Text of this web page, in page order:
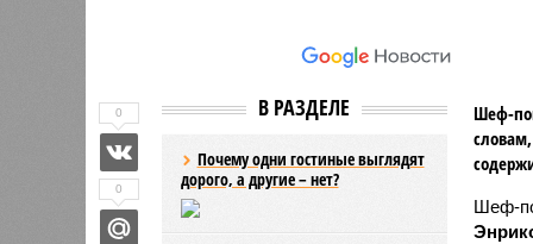
В РАЗДЕЛЕ
Почему одни гостиные выглядят
дорого, а другие – нет?
Шеф-
Шеф-
0
0